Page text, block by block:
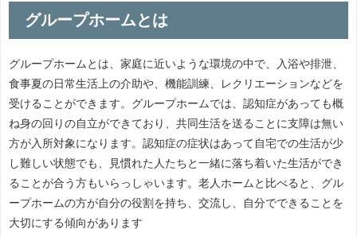
グループホームとは
グループホームとは、家庭に近いような環境の中で、入浴や排泄、
食事夏の日常生活上の介助や、機能訓練、レクリエーションなどを
受けることができます。グループホームでは、認知症があっても概
ね身の回りの自立ができており、共同生活を送ることに支障は無い
方が入所対象になります。認知症の症状はあって自宅での生活が少
し難しい状態でも、見慣れた人たちと一緒に落ち着いた生活ができ
ることが合う方もいらっしゃいます。老人ホームと比べると、グル
ープホームの方が自分の役割を持ち、交流し、自分でできることを
大切にする傾向があります